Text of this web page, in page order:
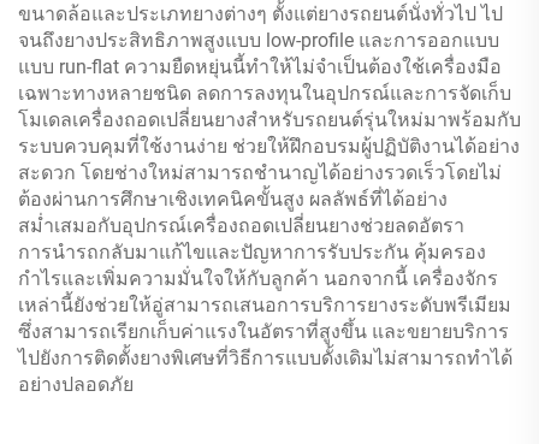
ขนาดล้อและประเภทยางต่างๆ ตั้งแต่ยางรถยนต์นั่งทั่วไป ไป
จนถึงยางประสิทธิภาพสูงแบบ low-profile และการออกแบบ
แบบ run-flat ความยืดหยุ่นนี้ทำให้ไม่จำเป็นต้องใช้เครื่องมือ
เฉพาะทางหลายชนิด ลดการลงทุนในอุปกรณ์และการจัดเก็บ
โมเดลเครื่องถอดเปลี่ยนยางสำหรับรถยนต์รุ่นใหม่มาพร้อมกับ
ระบบควบคุมที่ใช้งานง่าย ช่วยให้ฝึกอบรมผู้ปฏิบัติงานได้อย่าง
สะดวก โดยช่างใหม่สามารถชำนาญได้อย่างรวดเร็วโดยไม่
ต้องผ่านการศึกษาเชิงเทคนิคขั้นสูง ผลลัพธ์ที่ได้อย่าง
สม่ำเสมอกับอุปกรณ์เครื่องถอดเปลี่ยนยางช่วยลดอัตรา
การนำรถกลับมาแก้ไขและปัญหาการรับประกัน คุ้มครอง
กำไรและเพิ่มความมั่นใจให้กับลูกค้า นอกจากนี้ เครื่องจักร
เหล่านี้ยังช่วยให้อู่สามารถเสนอการบริการยางระดับพรีเมียม
ซึ่งสามารถเรียกเก็บค่าแรงในอัตราที่สูงขึ้น และขยายบริการ
ไปยังการติดตั้งยางพิเศษที่วิธีการแบบดั้งเดิมไม่สามารถทำได้
อย่างปลอดภัย